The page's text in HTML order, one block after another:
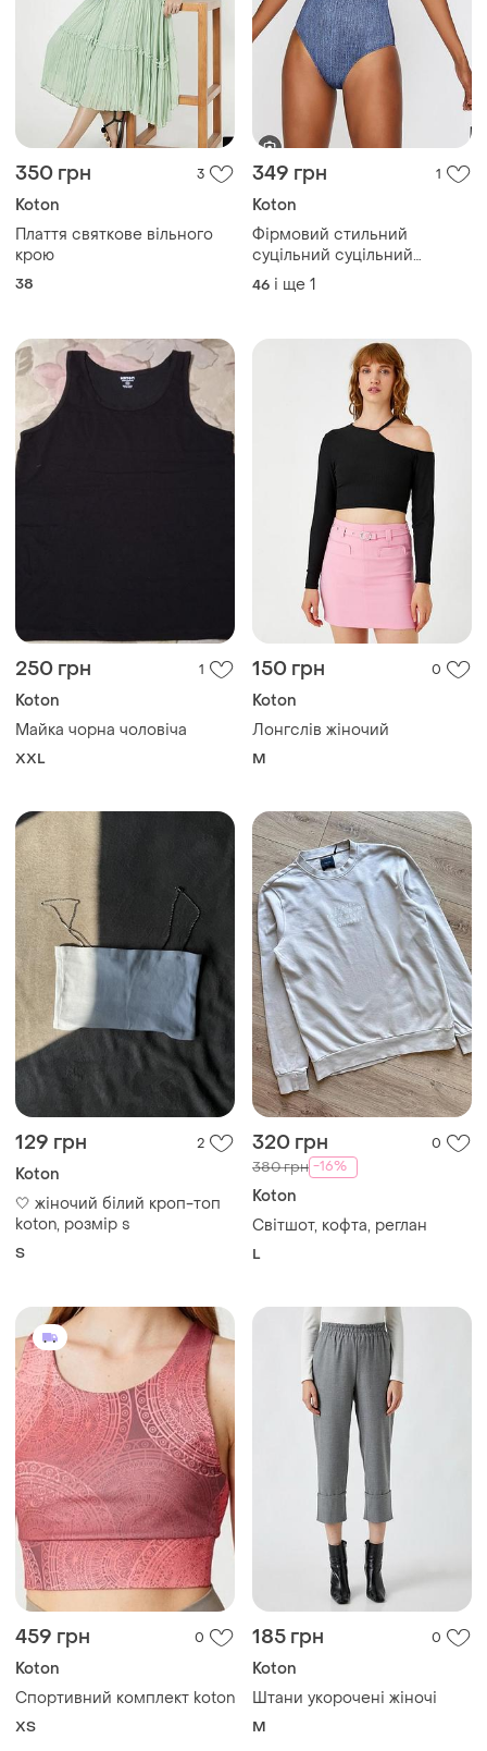
350 грн 3
Koton
Плаття святкове вільного
крою
38
349 грн 1
Koton
Фірмовий стильний
суцільний суцільний
суцільний купальник
46 і ще 1
250 грн 1
Koton
Майка чорна чоловіча
XXL
150 грн 0
Koton
Лонгслів жіночий
M
129 грн 2
Koton
🤍 жіночий білий кроп-топ
koton, розмір s
S
320 грн 0
380 грн -16%
Koton
Світшот, кофта, реглан
L
459 грн 0
Koton
Спортивний комплект koton
ХS
185 грн 0
Koton
Штани укорочені жіночі
M